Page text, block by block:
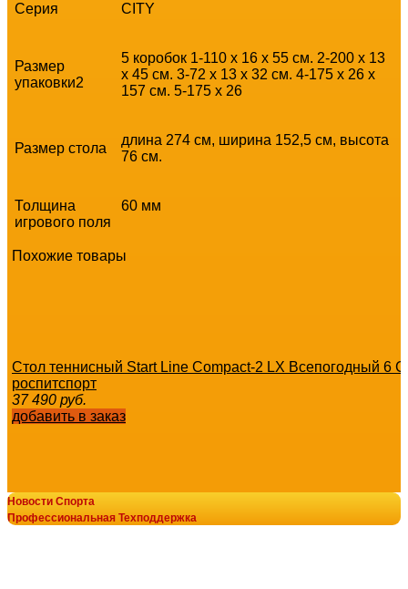
Серия CITY
Размер
упаковки2
5 коробок 1-110 x 16 x 55 см. 2-200 x 13
x 45 см. 3-72 x 13 x 32 см. 4-175 x 26 x
157 см. 5-175 x 26
Размер стола
длина 274 см, ширина 152,5 см, высота
76 см.
Толщина
игрового поля
60 мм
Похожие товары
Стол теннисный Start Line Compact-2 LX Всепогодный 6
роспитспорт
37 490 руб.
добавить в заказ
Теннисный стол Scholle TT700 Outdoor уличный для
Новости Спорта
Профессиональная Техподдержка